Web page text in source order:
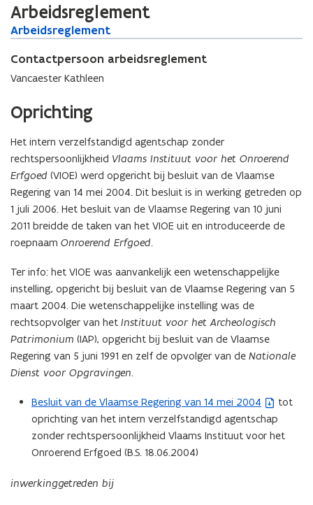
r
Arbeidsreglement
A
b
e
d
s
e
g
l
e
m
e
t
Arbeidsreglement
A
r
b
e
d
s
e
g
l
e
m
e
t
Contactpersoon arbeidsreglement
Vancaester Kathleen
Oprichting
Het intern verzelfstandigd agentschap zonder
rechtspersoonlijkheid Vlaams Instituut voor het Onroerend
Erfgoed (VIOE) werd opgericht bij besluit van de Vlaamse
Regering van 14 mei 2004. Dit besluit is in werking getreden op
1 juli 2006. Het besluit van de Vlaamse Regering van 10 juni
2011 breidde de taken van het VIOE uit en introduceerde de
roepnaam Onroerend Erfgoed.
Ter info: het VIOE was aanvankelijk een wetenschappelijke
instelling, opgericht bij besluit van de Vlaamse Regering van 5
maart 2004. Die wetenschappelijke instelling was de
rechtsopvolger van het Instituut voor het Archeologisch
Patrimonium (IAP), opgericht bij besluit van de Vlaamse
Regering van 5 juni 1991 en zelf de opvolger van de Nationale
Dienst voor Opgravingen.
Besluit van de Vlaamse Regering van 14 mei 2004
(
b
e
s
a
tot
oprichting van het intern verzelfstandigd agentschap
zonder rechtspersoonlijkheid Vlaams Instituut voor het
Onroerend Erfgoed (B.S. 18.06.2004)
inwerkinggetreden bij